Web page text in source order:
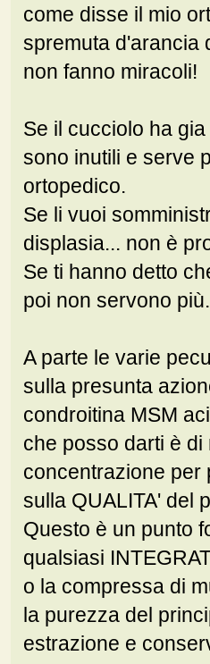
come disse il mio
spremuta d'arancia
non fanno miracoli!
Se il cucciolo ha
sono inutili e serve
ortopedico.
Se li vuoi
displasia... non è
Se ti hanno detto
poi non servono
A parte le varie
sulla presunta
condroitina MSM
che posso darti è
concentrazione per
sulla QUALITA' del
Questo è un punto
qualsiasi
o la compressa di
la purezza del
estrazione e